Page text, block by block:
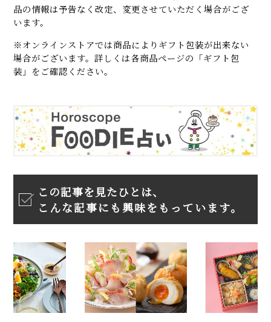
品の情報は予告なく改定、変更させていただく場合がござ
います。
※オンラインストアでは商品によりギフト包装が出来ない
場合がございます。詳しくは各商品ページの「ギフト包
装」をご確認ください。
この記事を見たひとは、
こんな記事にも興味をもっています。